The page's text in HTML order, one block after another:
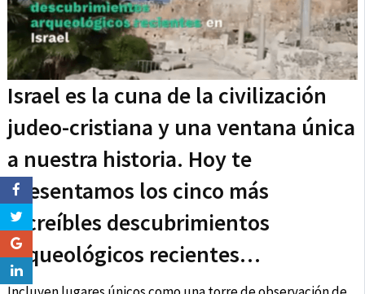
Israel es la cuna de la civilización
judeo-cristiana y una ventana única
a nuestra historia. Hoy te
presentamos los cinco más
increíbles descubrimientos
arqueológicos recientes…